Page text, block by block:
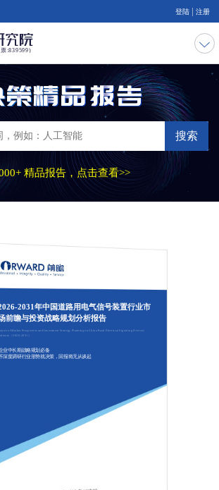
登陆 注册
搜索
精品报告，点击查看>>
2031年中国道路用电气信号装置行业市
前瞻与投资战略规划分析报告
of Market Prospective and Investment Strategy Planning on China Road Electrical Signaling Devices
（2026-2031）
业中长期战略规划必备
深度调研行业形势就决策，回报将无从谈起